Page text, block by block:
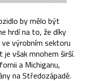
by mělo být
hrdí na to, že díky
výrobním sektoru
však mnohem širší.
a Michiganu,
na Středozápadě.